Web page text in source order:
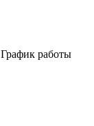
График работы